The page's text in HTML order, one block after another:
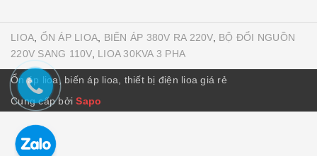
LIOA ỔN ÁP LIOA BIẾN ÁP 380V RA 220V, BỘ ĐỔI NGUỒN
220V SANG 110V, LIOA 30KVA 3 PHA
Ổn áp lioa, biến áp lioa, thiết bị điện lioa giá rẻ
Cung cấp bởiSapo